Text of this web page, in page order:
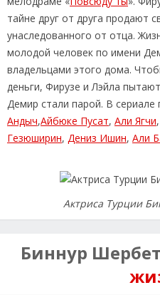
тайне друг от друга продают
унаследованного от отца.
молодой человек по имени
владельцами этого дома.
деньги, Фирузе и Лэйла
Демир стали парой. В сериале
Андыч,Айбюке Пусат, Али Ягчи,
Гезюширин, Дениз Ишин, Али
Актриса Турции
Биннур